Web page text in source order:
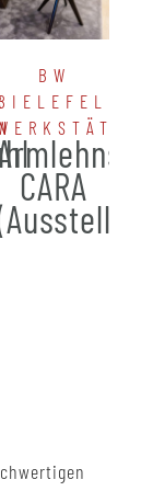
BW
CARA